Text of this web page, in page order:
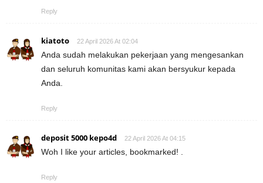
Reply
kiatoto 22 April 2026 At 02:04
Anda sudah melakukan pekerjaan yang mengesankan
dan seluruh komunitas kami akan bersyukur kepada
Anda.
Reply
deposit 5000 kepo4d 22 April 2026 At 04:15
Woh I like your articles, bookmarked! .
Reply